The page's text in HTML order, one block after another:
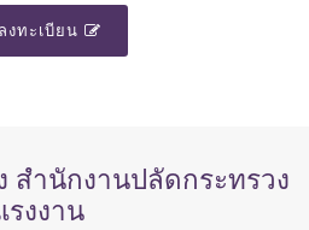
ลงทะเบียน
สำนักงานปลัดกระทรวง
รงงาน